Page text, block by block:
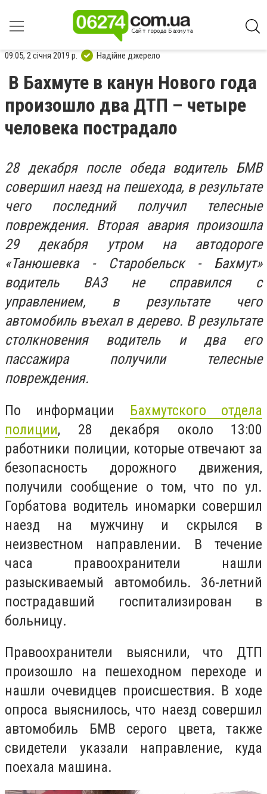
09:05, 2 січня 2019 р. Надійне джерело
В Бахмуте в канун Нового года
произошло два ДТП – четыре
человека пострадало
28 декабря после обеда водитель БМВ
совершил наезд на пешехода, в результате
чего последний получил телесные
повреждения. Вторая авария произошла
29 декабря утром на автодороге
«Танюшевка - Старобельск - Бахмут»
водитель ВАЗ не справился с
управлением, в результате чего
автомобиль въехал в дерево. В результате
столкновения водитель и два его
пассажира получили телесные
повреждения.
По информации Бахмутского отдела
полиции, 28 декабря около 13:00
работники полиции, которые отвечают за
безопасность дорожного движения,
получили сообщение о том, что по ул.
Горбатова водитель иномарки совершил
наезд на мужчину и скрылся в
неизвестном направлении. В течение
часа правоохранители нашли
разыскиваемый автомобиль. 36-летний
пострадавший госпитализирован в
больницу.
Правоохранители выяснили, что ДТП
произошло на пешеходном переходе и
нашли очевидцев происшествия. В ходе
опроса выяснилось, что наезд совершил
автомобиль БМВ серого цвета, также
свидетели указали направление, куда
поехала машина.